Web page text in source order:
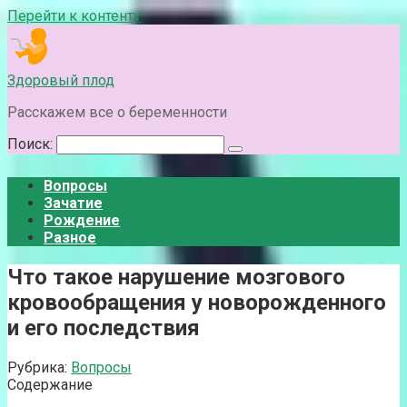
Перейти к контенту
Здоровый плод
Расскажем все о беременности
Поиск:
Вопросы
Зачатие
Рождение
Разное
Что такое нарушение мозгового
кровообращения у новорожденного
и его последствия
Рубрика: Вопросы
Содержание